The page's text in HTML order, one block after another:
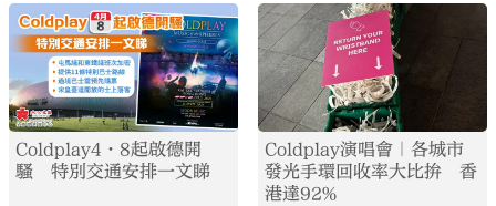
Coldplay4·8起啟德開
騷 特別交通安排一文睇
Coldplay演唱會｜各城市
發光手環回收率大比拚 香
港達92%